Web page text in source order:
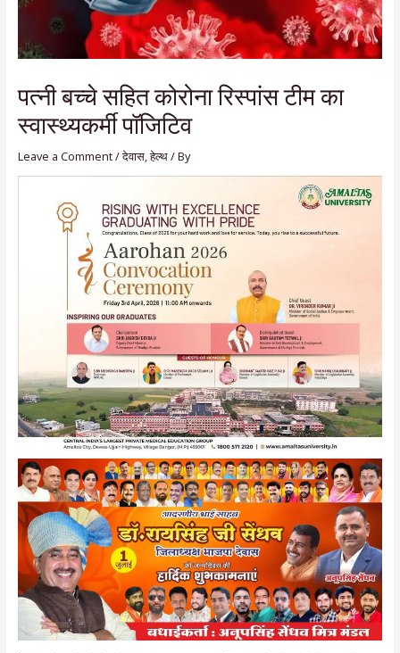
पत्नी बच्चे सहित कोरोना रिस्पांस टीम का
स्वास्थ्यकर्मी पॉजिटिव
Leave a Comment/देवास,हेल्थ/ By